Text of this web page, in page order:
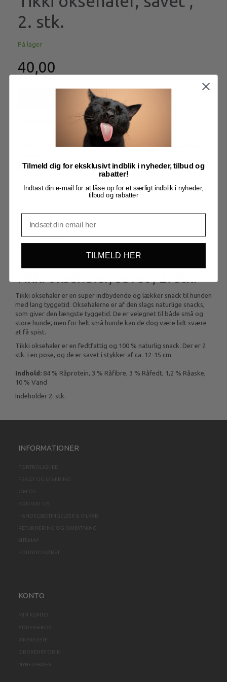
2. stk.
På lager
40,00
Q4276
Tikki oksehaler, savet , 2. stk. Lækker snack til hunden med lang
BEMÆRK: KAN VARIERE I TYKKELSEN
BESKRIVELSE
Tikki oksehaler, savet , 2. stk.
Tikki oksehaler er en super indbydende og lækker snack til hunden
med lang tyggetid. Oksehalerne er af den slags naturlige snacks,
som giver den længste tyggetid. De er velegnet til både små og
store hunde, men for helt små hunde kan de dog være lidt svære
at få spist.
Tikki oksehaler er en fedtfattig og 100 % naturlig snack. Der er 2
stk. i en pose, og de er savet i stykker af ca. 12-15 cm
Indhold: 84 % Råprotein, 3 % Råfibre, 3 % Råfedt, 1,2 % Råaske,
10 % Vand
Indeholder 2. stk.
INFORMATIONER
FORTROLIGHED
FRAGT OG LEVERING
OM OS
KONTAKT OS
HANDELSBETINGELSER & VILKÅR
RETURNERING OG OMBYTNING
SITEMAP
FORTRYD KØBET
KONTO
MIN KONTO
ADRESSEBOG
ØNSKELISTE
ORDREHISTORIK
NYHEDSBREV
Tilmeld dig for eksklusivt indblik i nyheder, tilbud og
rabatter!
Indtast din e-mail for at låse op for et særligt indblik i nyheder,
tilbud og rabatter
TILMELD HER